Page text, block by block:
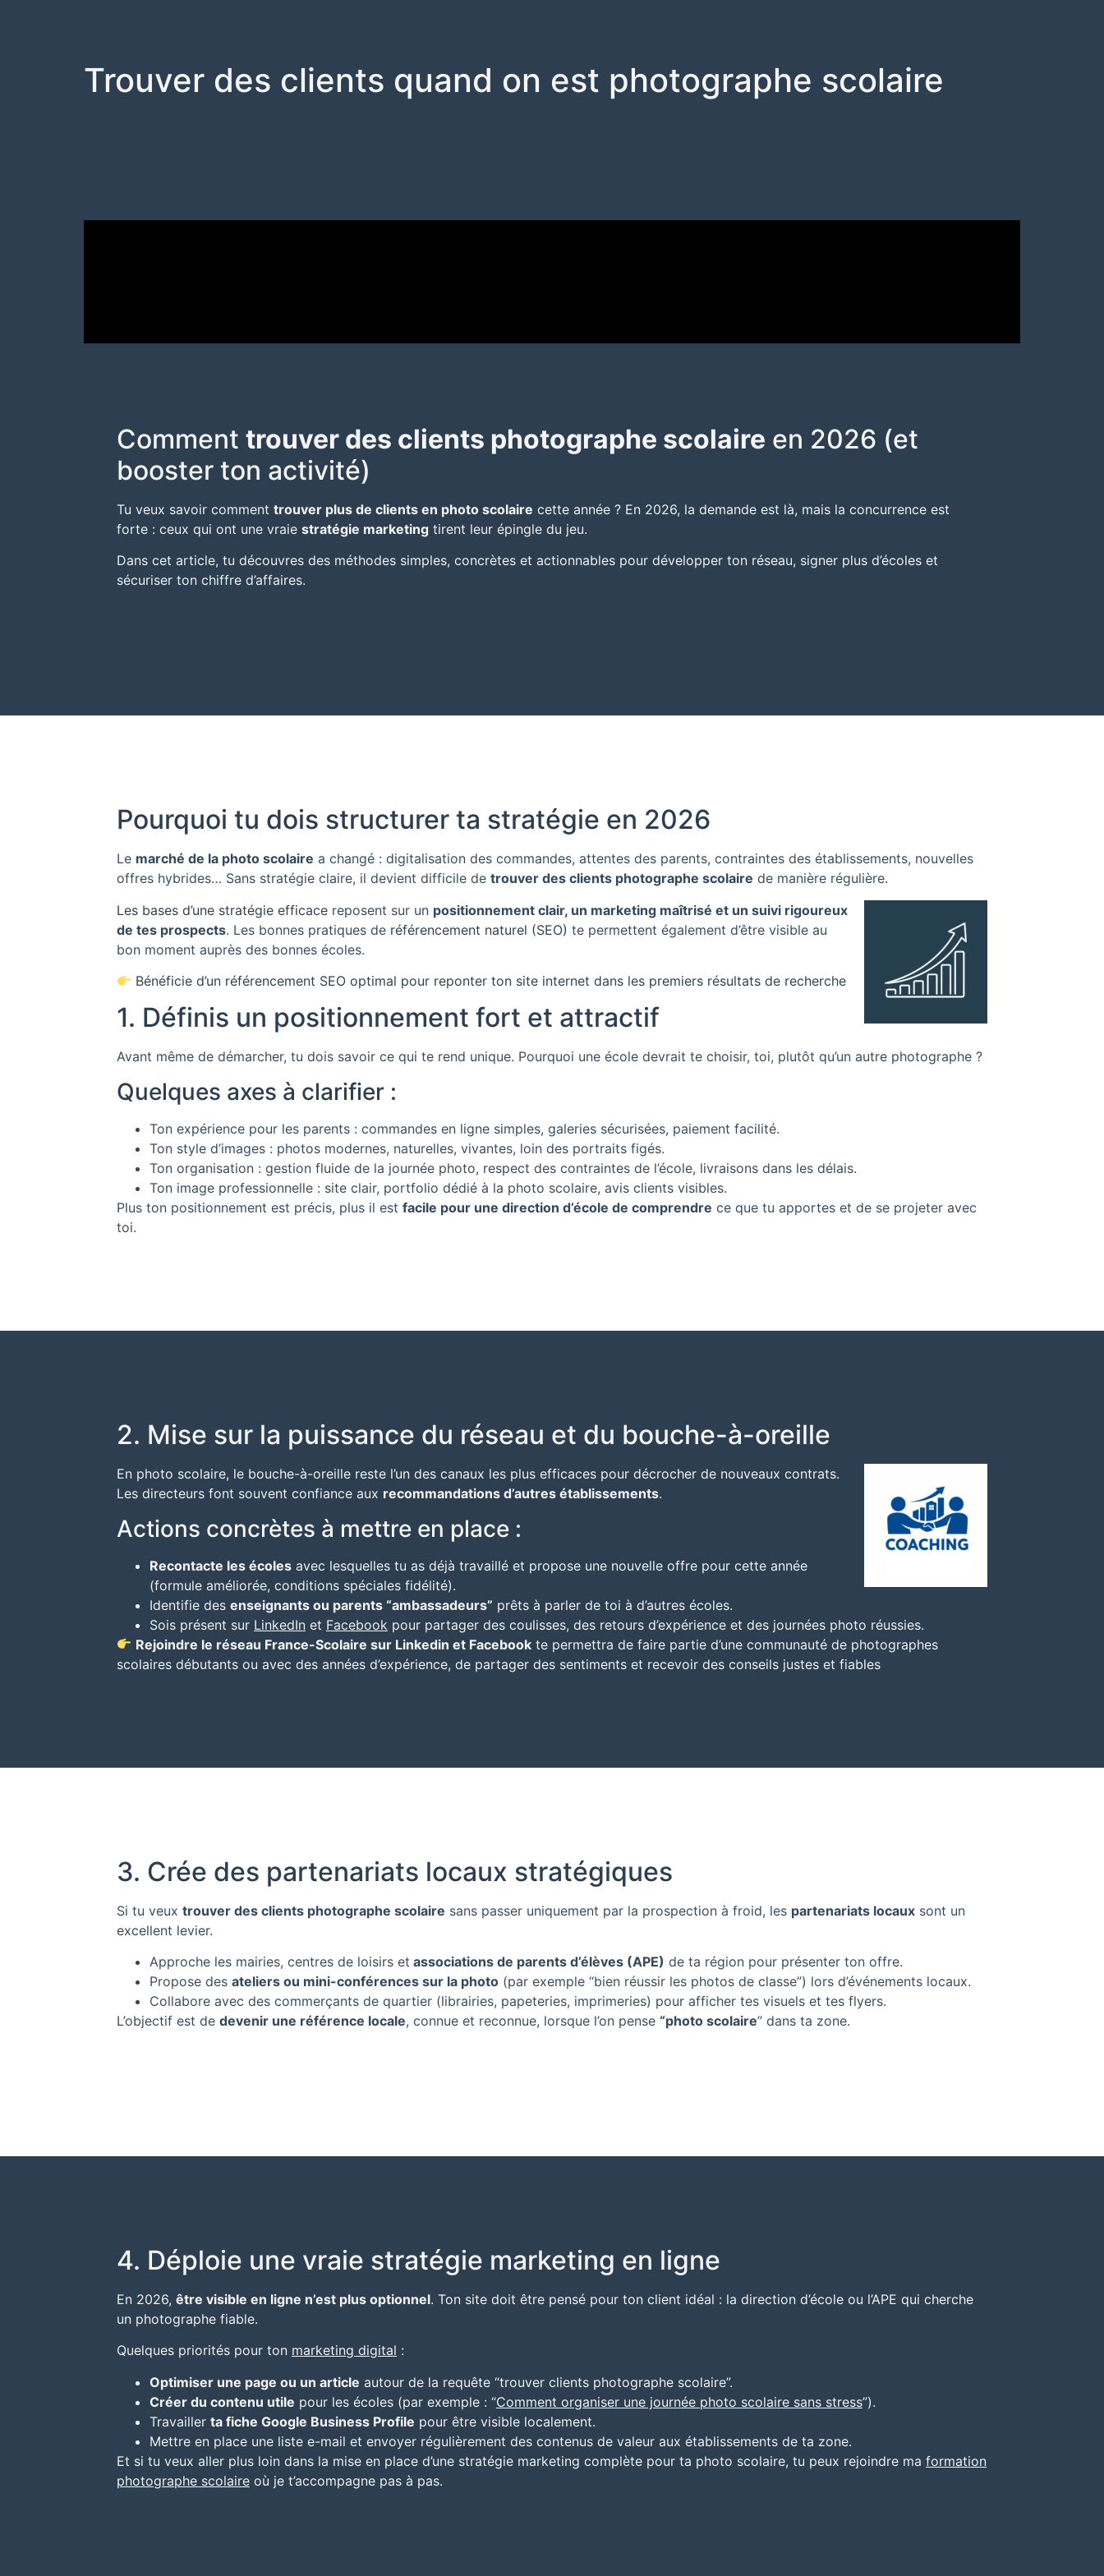
Trouver des clients quand on est photographe scolaire
Comment trouver des clients photographe scolaire en 2026 (et
booster ton activité)
Tu veux savoir comment trouver plus de clients en photo scolaire cette année ? En 2026, la demande est là, mais la concurrence est
forte : ceux qui ont une vraie stratégie marketing tirent leur épingle du jeu.
Dans cet article, tu découvres des méthodes simples, concrètes et actionnables pour développer ton réseau, signer plus d’écoles et
sécuriser ton chiffre d’affaires.
Pourquoi tu dois structurer ta stratégie en 2026
Le marché de la photo scolaire a changé : digitalisation des commandes, attentes des parents, contraintes des établissements, nouvelles
offres hybrides… Sans stratégie claire, il devient difficile de trouver des clients photographe scolaire de manière régulière.
Les bases d’une stratégie efficace reposent sur un positionnement clair, un marketing maîtrisé et un suivi rigoureux
de tes prospects. Les bonnes pratiques de référencement naturel (SEO) te permettent également d’être visible au
bon moment auprès des bonnes écoles.
Bénéficie d’un référencement SEO optimal pour reponter ton site internet dans les premiers résultats de recherche
1. Définis un positionnement fort et attractif
Avant même de démarcher, tu dois savoir ce qui te rend unique. Pourquoi une école devrait te choisir, toi, plutôt qu’un autre photographe ?
Quelques axes à clarifier :
Ton expérience pour les parents : commandes en ligne simples, galeries sécurisées, paiement facilité.
Ton style d’images : photos modernes, naturelles, vivantes, loin des portraits figés.
Ton organisation : gestion fluide de la journée photo, respect des contraintes de l’école, livraisons dans les délais.
Ton image professionnelle : site clair, portfolio dédié à la photo scolaire, avis clients visibles.
Plus ton positionnement est précis, plus il est facile pour une direction d’école de comprendre ce que tu apportes et de se projeter avec
toi.
2. Mise sur la puissance du réseau et du bouche-à-oreille
En photo scolaire, le bouche-à-oreille reste l’un des canaux les plus efficaces pour décrocher de nouveaux contrats.
Les directeurs font souvent confiance aux recommandations d’autres établissements.
Actions concrètes à mettre en place :
Recontacte les écoles avec lesquelles tu as déjà travaillé et propose une nouvelle offre pour cette année
(formule améliorée, conditions spéciales fidélité).
Identifie des enseignants ou parents “ambassadeurs” prêts à parler de toi à d’autres écoles.
Sois présent sur LinkedIn et Facebook pour partager des coulisses, des retours d’expérience et des journées photo réussies.
Rejoindre le réseau France-Scolaire sur Linkedin et Facebook te permettra de faire partie d’une communauté de photographes
scolaires débutants ou avec des années d’expérience, de partager des sentiments et recevoir des conseils justes et fiables
3. Crée des partenariats locaux stratégiques
Si tu veux trouver des clients photographe scolaire sans passer uniquement par la prospection à froid, les partenariats locaux sont un
excellent levier.
Approche les mairies, centres de loisirs et associations de parents d’élèves (APE) de ta région pour présenter ton offre.
Propose des ateliers ou mini-conférences sur la photo (par exemple “bien réussir les photos de classe”) lors d’événements locaux.
Collabore avec des commerçants de quartier (librairies, papeteries, imprimeries) pour afficher tes visuels et tes flyers.
L’objectif est de devenir une référence locale, connue et reconnue, lorsque l’on pense “photo scolaire” dans ta zone.
4. Déploie une vraie stratégie marketing en ligne
En 2026, être visible en ligne n’est plus optionnel. Ton site doit être pensé pour ton client idéal : la direction d’école ou l’APE qui cherche
un photographe fiable.
Quelques priorités pour ton marketing digital :
Optimiser une page ou un article autour de la requête “trouver clients photographe scolaire”.
Créer du contenu utile pour les écoles (par exemple : “Comment organiser une journée photo scolaire sans stress”).
Travailler ta fiche Google Business Profile pour être visible localement.
Mettre en place une liste e-mail et envoyer régulièrement des contenus de valeur aux établissements de ta zone.
Et si tu veux aller plus loin dans la mise en place d’une stratégie marketing complète pour ta photo scolaire, tu peux rejoindre ma formation
photographe scolaire où je t’accompagne pas à pas.